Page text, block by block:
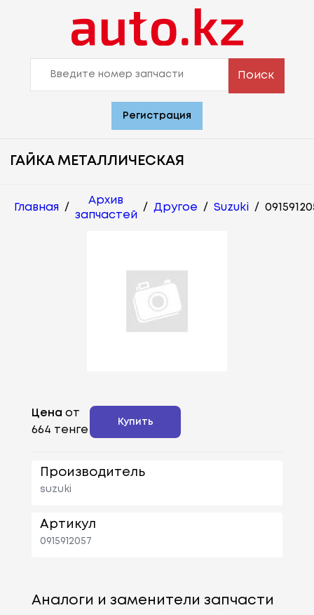
Поиск
Регистрация
ГАЙКА МЕТАЛЛИЧЕСКАЯ
Главная /
Архив
запчастей
/ Другое / Suzuki /
Цена от
664 тенге
Купить
Производитель
suzuki
Артикул
0915912057
Аналоги и заменители запчасти